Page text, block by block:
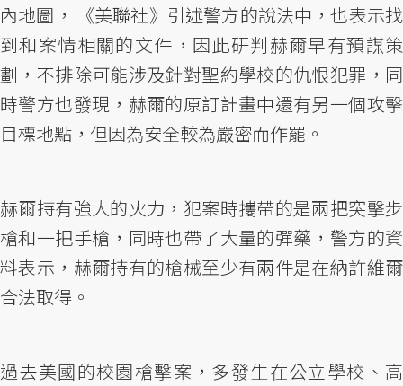
內地圖， 《美聯社》引述警方的說法中，也表示找
到和案情相關的文件，因此研判赫爾早有預謀策
劃，不排除可能涉及針對聖約學校的仇恨犯罪，同
時警方也發現，赫爾的原訂計畫中還有另一個攻擊
目標地點，但因為安全較為嚴密而作罷。
赫爾持有強大的火力，犯案時攜帶的是兩把突擊步
槍和一把手槍，同時也帶了大量的彈藥，警方的資
料表示，赫爾持有的槍械至少有兩件是在納許維爾
合法取得。
過去美國的校園槍擊案，多發生在公立學校、高